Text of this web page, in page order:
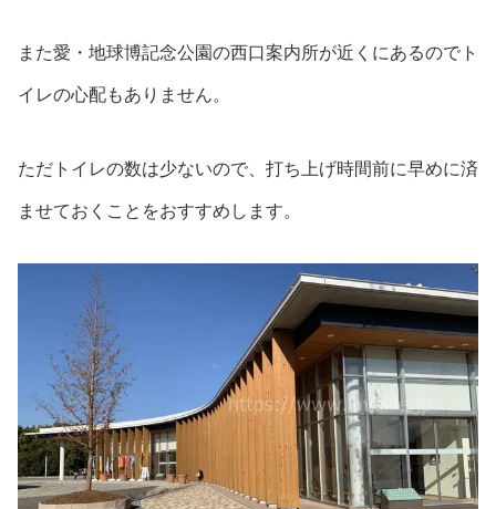
また愛・地球博記念公園の西口案内所が近くにあるのでト
イレの心配もありません。
ただトイレの数は少ないので、打ち上げ時間前に早めに済
ませておくことをおすすめします。